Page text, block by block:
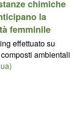
chimiche
la
femminile
effettuato su
ambientali